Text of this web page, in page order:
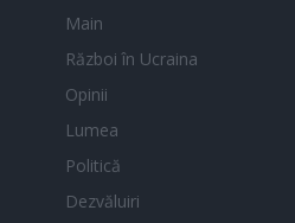
Main
Război în Ucraina
Opinii
Lumea
Politică
Dezvăluiri